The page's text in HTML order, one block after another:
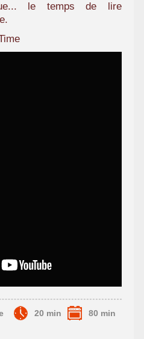
le temps de lire
20 min 80 min